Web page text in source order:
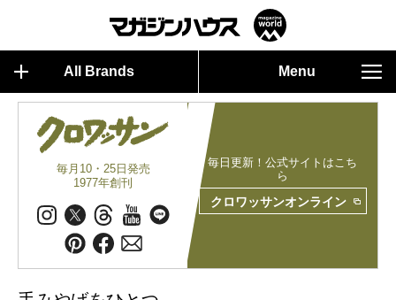
All Brands Menu
毎月10・25日発売
1977年創刊
毎日更新！公式サイトはこち
ら
クロワッサンオンライン